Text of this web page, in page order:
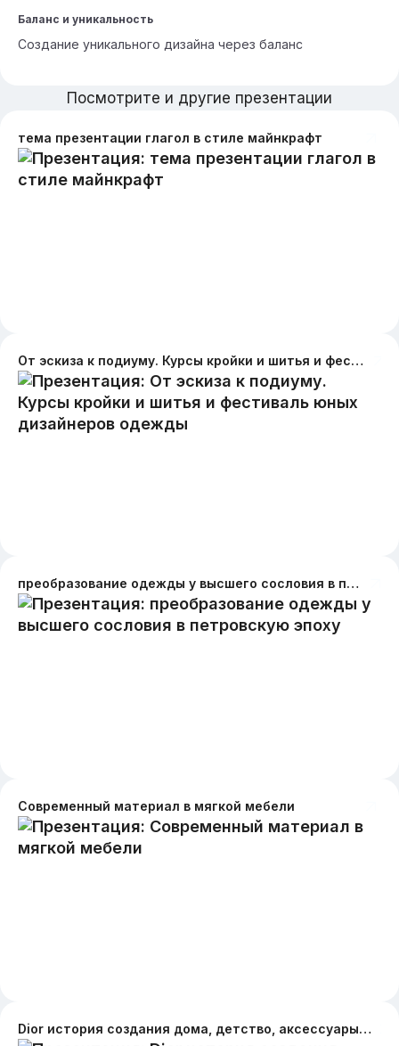
Баланс и уникальность
Создание уникального дизайна через баланс
Посмотрите и другие презентации
тема презентации глагол в стиле майнкрафт
От эскиза к подиуму. Курсы кройки и шитья и фестиваль юных дизайнеров одежды
преобразование одежды у высшего сословия в петровскую эпоху
Современный материал в мягкой мебели
Dior история создания дома, детство, аксессуары, парфюм, голливудские звезды , костюмы для жосефины бейкер, кармел сноу, new look, дом моды, годы войны